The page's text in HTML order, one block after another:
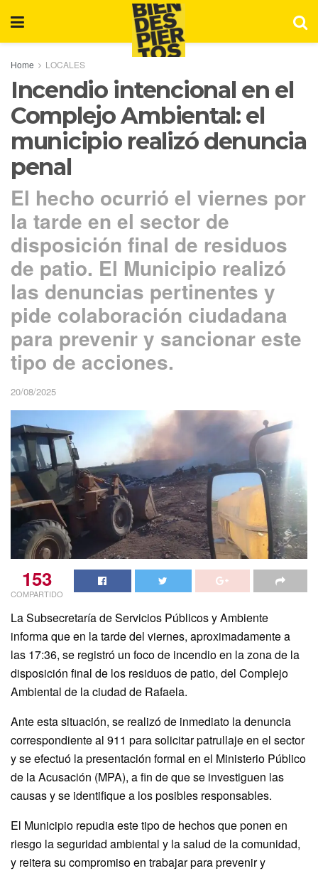
Home LOCALES
Incendio intencional en el
Complejo Ambiental: el
municipio realizó denuncia
penal
El hecho ocurrió el viernes por
la tarde en el sector de
disposición final de residuos
de patio. El Municipio realizó
las denuncias pertinentes y
pide colaboración ciudadana
para prevenir y sancionar este
tipo de acciones.
20/08/2025
153
COMPARTIDO
La Subsecretaría de Servicios Públicos y Ambiente
informa que en la tarde del viernes, aproximadamente a
las 17:36, se registró un foco de incendio en la zona de la
disposición final de los residuos de patio, del Complejo
Ambiental de la ciudad de Rafaela.
Ante esta situación, se realizó de inmediato la denuncia
correspondiente al 911 para solicitar patrullaje en el sector
y se efectuó la presentación formal en el Ministerio Público
de la Acusación (MPA), a fin de que se investiguen las
causas y se identifique a los posibles responsables.
El Municipio repudia este tipo de hechos que ponen en
riesgo la seguridad ambiental y la salud de la comunidad,
y reitera su compromiso en trabajar para prevenir y